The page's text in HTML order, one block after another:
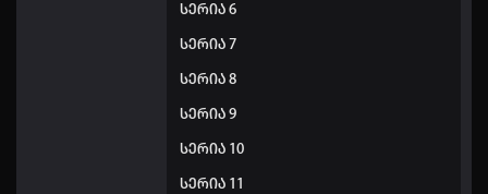
სერია 6
სერია 7
სერია 8
სერია 9
სერია 10
სერია 11